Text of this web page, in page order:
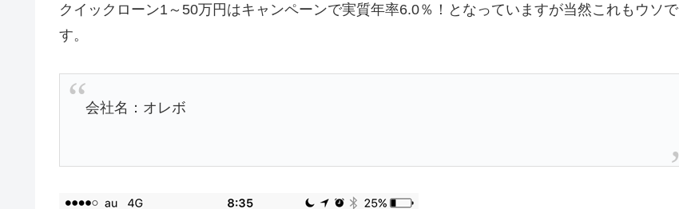
クイックローン1～50万円はキャンペーンで実質年率6.0％！となっていますが当然これもウソで
す。
会社名：オレボ